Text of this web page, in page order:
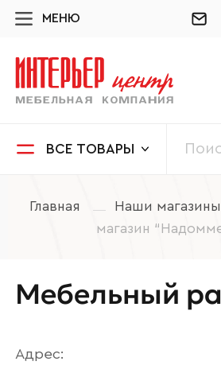
МЕНЮ
ВСЕ ТОВАРЫ
Главная Наши магазины
магазин
Мебельный
Адрес: